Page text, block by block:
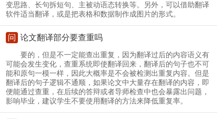
变思路、长句拆短句、主被动语态转换等。另外，可以借助翻译
软件适当翻译，或是把表格和数据制作成图片的形式。
问 论文翻译部分要查重吗
要的，但是不一定能查出重复，因为翻译过后的内容语义有
可能会发生变化，查重系统即使翻译回来，翻译后的句子也不可
能和原句一模一样，因此大概率是不会被检测出重复内容。但是
翻译后的句子逻辑不通顺，如果论文中大量存在翻译的内容，即
便能通过查重，在后续的答辩或者导师检查中也会暴露出问题，
影响毕业，建议学生不要使用翻译的方法来降低重复率。